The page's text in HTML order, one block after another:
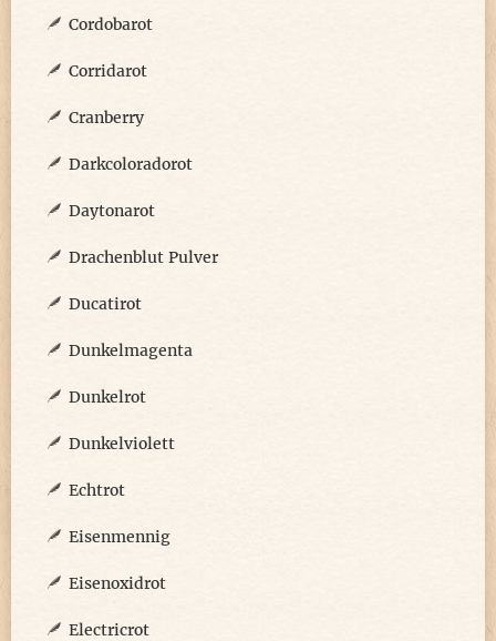
Cordobarot
Corridarot
Cranberry
Darkcoloradorot
Daytonarot
Drachenblut Pulver
Ducatirot
Dunkelmagenta
Dunkelrot
Dunkelviolett
Echtrot
Eisenmennig
Eisenoxidrot
Electricrot